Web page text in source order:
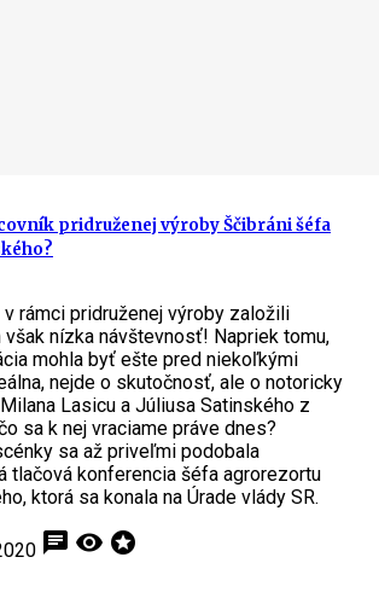
pridruženej výroby Ščibráni šéfa
rámci pridruženej výroby založili
však nízka návštevnosť! Napriek tomu,
mohla byť ešte pred niekoľkými
nejde o skutočnosť, ale o notoricky
Lasicu a Júliusa Satinského z
sa k nej vraciame práve dnes?
sa až priveľmi podobala
tlačová konferencia šéfa agrorezortu
ktorá sa konala na Úrade vlády SR.
chat visibility stars